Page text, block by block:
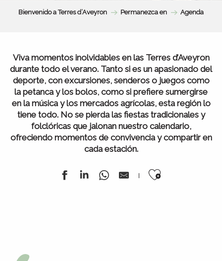
Bienvenido a Terres d’Aveyron Permanezca en Agenda
Viva momentos inolvidables en las Terres d’Aveyron
durante todo el verano. Tanto si es un apasionado del
deporte, con excursiones, senderos o juegos como
la petanca y los bolos, como si prefiere sumergirse
en la música y los mercados agrícolas, esta región lo
tiene todo. No se pierda las fiestas tradicionales y
folclóricas que jalonan nuestro calendario,
ofreciendo momentos de convivencia y compartir en
cada estación.
Ajouter